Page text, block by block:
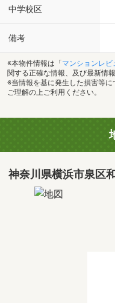
中学校区
備考
※本物件情報は「 マンションレビ
関する正確な情報、及び最新情
※当情報を基に発生した損害等
ご理解の上ご利用ください。
神奈川県横浜市泉区